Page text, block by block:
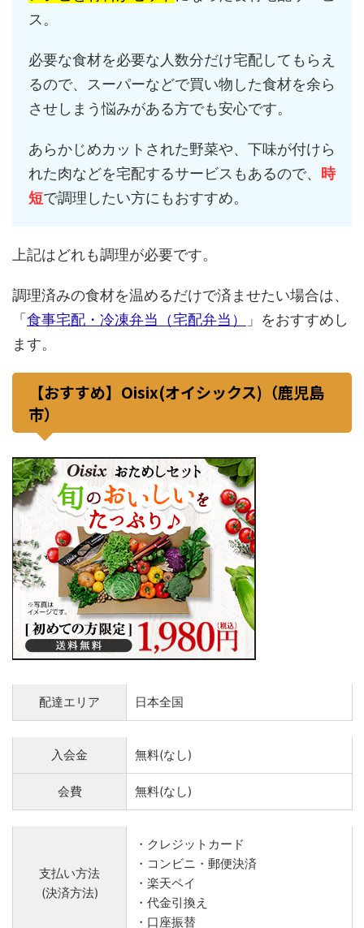
ス。
必要な食材を必要な人数分だけ宅配してもらえ
るので、スーパーなどで買い物した食材を余ら
させしまう悩みがある方でも安心です。
あらかじめカットされた野菜や、下味が付けら
れた肉などを宅配するサービスもあるので、
時
短で調理したい方にもおすすめ。
上記はどれも調理が必要です。
調理済みの食材を温めるだけで済ませたい場合は、
「 食事宅配・冷凍弁当（宅配弁当）
」をおすすめし
ます。
【おすすめ】Oisix(オイシックス)（鹿児島
市）
配達エリア 日本全国
入会金 無料(なし)
会費 無料(なし)
支払い方法
(決済方法)
・クレジットカード
・コンビニ・郵便決済
・楽天ペイ
・代金引換え
・口座振替